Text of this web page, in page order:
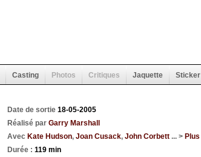
Casting Photos Critiques Jaquette Sticker
Date de sortie 18-05-2005
Réalisé par Garry Marshall
Avec Kate Hudson, Joan Cusack, John Corbett ... > Plus
Durée : 119 min